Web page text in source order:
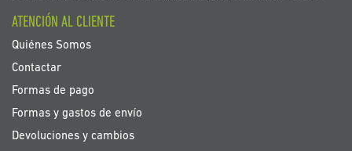
de
noticias:
ATENCIÓN AL CLIENTE
Quiénes Somos
Contactar
Formas de pago
Formas y gastos de envío
Devoluciones y cambios